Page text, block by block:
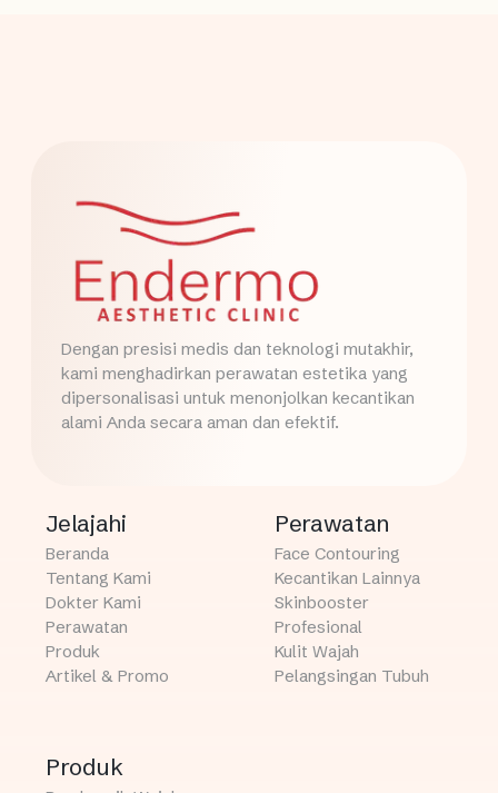
Dengan presisi medis dan teknologi mutakhir,
kami menghadirkan perawatan estetika yang
dipersonalisasi untuk menonjolkan kecantikan
alami Anda secara aman dan efektif.
Jelajahi
Beranda
Tentang Kami
Dokter Kami
Perawatan
Produk
Artikel & Promo
Perawatan
Face Contouring
Kecantikan Lainnya
Skinbooster
Profesional
Kulit Wajah
Pelangsingan Tubuh
Produk